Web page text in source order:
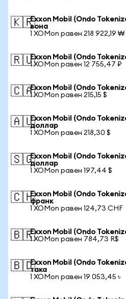
🇰🇷Exxon Mobil (Ondo
вона
1 XOMon равен 218 922,19 ₩
🇷🇺Exxon Mobil (Ondo
1 XOMon равен 12 755,47 ₽
🇨🇦Exxon Mobil (Ondo
1 XOMon равен 215,15 $
🇦🇺Exxon Mobil (Ondo
доллар
1 XOMon равен 218,30 $
🇸🇬Exxon Mobil (Ondo
доллар
1 XOMon равен 197,44 $
🇨🇭Exxon Mobil (Ondo
франк
1 XOMon равен 124,73 CHF
🇧🇷Exxon Mobil (Ondo
1 XOMon равен 784,73 R$
🇧🇩Exxon Mobil (Ondo
така
1 XOMon равен 19 053,45 ৳